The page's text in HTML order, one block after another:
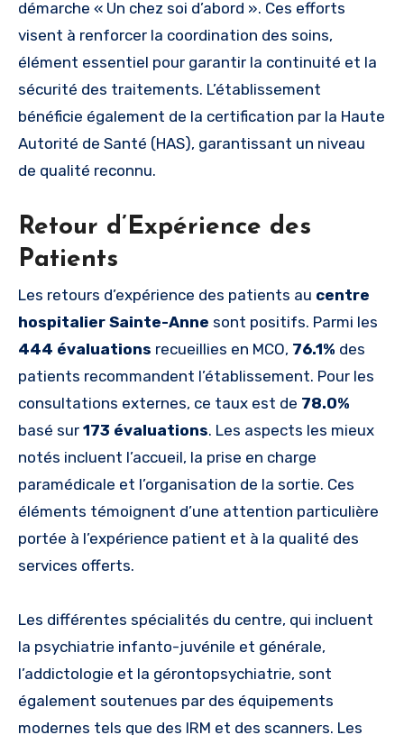
démarche « Un chez soi d’abord ». Ces efforts
visent à renforcer la coordination des soins,
élément essentiel pour garantir la continuité et la
sécurité des traitements. L’établissement
bénéficie également de la certification par la Haute
Autorité de Santé (HAS), garantissant un niveau
de qualité reconnu.
Retour d’Expérience des
Patients
Les retours d’expérience des patients au centre
hospitalier Sainte-Anne sont positifs. Parmi les
444 évaluations recueillies en MCO, 76.1% des
patients recommandent l’établissement. Pour les
consultations externes, ce taux est de 78.0%
basé sur 173 évaluations. Les aspects les mieux
notés incluent l’accueil, la prise en charge
paramédicale et l’organisation de la sortie. Ces
éléments témoignent d’une attention particulière
portée à l’expérience patient et à la qualité des
services offerts.
Les différentes spécialités du centre, qui incluent
la psychiatrie infanto-juvénile et générale,
l’addictologie et la gérontopsychiatrie, sont
également soutenues par des équipements
modernes tels que des IRM et des scanners. Les